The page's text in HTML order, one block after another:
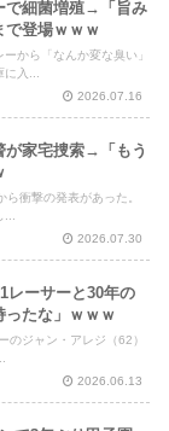
で細菌増殖→「旨み
登場ｗｗｗ
から「なんか変な臭い」
入...
2026.07.16
が家宅捜索→「もう
衝撃の発表があった。
2026.07.30
レーサーと30年の
たな」ｗｗｗ
のジャン・アレジ（62）
2026.06.13